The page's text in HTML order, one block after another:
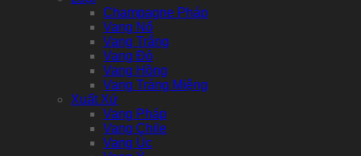
Champagne Pháp
Vang Nổ
Vang Trắng
Vang Đỏ
Vang Hồng
Vang Tráng Miệng
Xuất Xứ
Vang Pháp
Vang Chile
Vang Úc